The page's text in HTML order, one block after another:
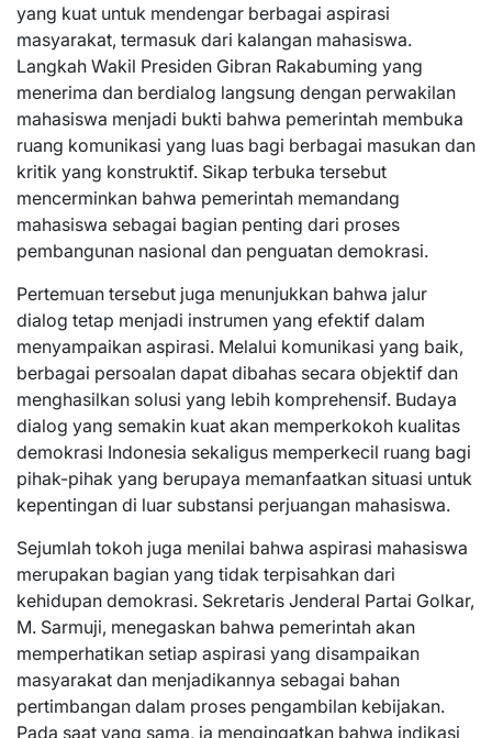
yang kuat untuk mendengar berbagai aspirasi
masyarakat, termasuk dari kalangan mahasiswa.
Langkah Wakil Presiden Gibran Rakabuming yang
menerima dan berdialog langsung dengan perwakilan
mahasiswa menjadi bukti bahwa pemerintah membuka
ruang komunikasi yang luas bagi berbagai masukan dan
kritik yang konstruktif. Sikap terbuka tersebut
mencerminkan bahwa pemerintah memandang
mahasiswa sebagai bagian penting dari proses
pembangunan nasional dan penguatan demokrasi.
Pertemuan tersebut juga menunjukkan bahwa jalur
dialog tetap menjadi instrumen yang efektif dalam
menyampaikan aspirasi. Melalui komunikasi yang baik,
berbagai persoalan dapat dibahas secara objektif dan
menghasilkan solusi yang lebih komprehensif. Budaya
dialog yang semakin kuat akan memperkokoh kualitas
demokrasi Indonesia sekaligus memperkecil ruang bagi
pihak-pihak yang berupaya memanfaatkan situasi untuk
kepentingan di luar substansi perjuangan mahasiswa.
Sejumlah tokoh juga menilai bahwa aspirasi mahasiswa
merupakan bagian yang tidak terpisahkan dari
kehidupan demokrasi. Sekretaris Jenderal Partai Golkar,
M. Sarmuji, menegaskan bahwa pemerintah akan
memperhatikan setiap aspirasi yang disampaikan
masyarakat dan menjadikannya sebagai bahan
pertimbangan dalam proses pengambilan kebijakan.
Pada saat yang sama, ia mengingatkan bahwa indikasi